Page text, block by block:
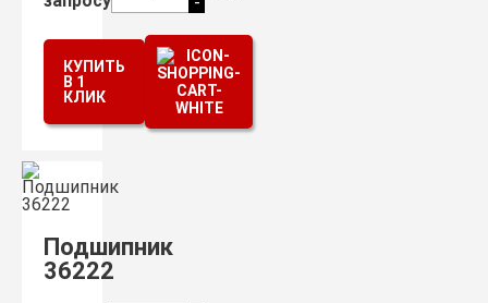
КУПИТЬ
В 1
КЛИК
Подшипник
36222